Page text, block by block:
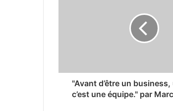
"Avant d’être un
c’est une équipe." par